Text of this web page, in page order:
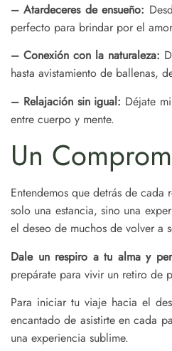
– Atardeceres de ensueño:
perfecto para brindar por el
– Conexión con la naturaleza:
hasta avistamiento de ballenas,
– Relajación sin igual: Déjate
entre cuerpo y mente.
Un
Entendemos que detrás de
solo una estancia, sino una
el deseo de muchos de volver a
Dale un respiro a tu alma y
prepárate para vivir un retiro de
Para iniciar tu viaje hacia el
encantado de asistirte en cada
una experiencia sublime.